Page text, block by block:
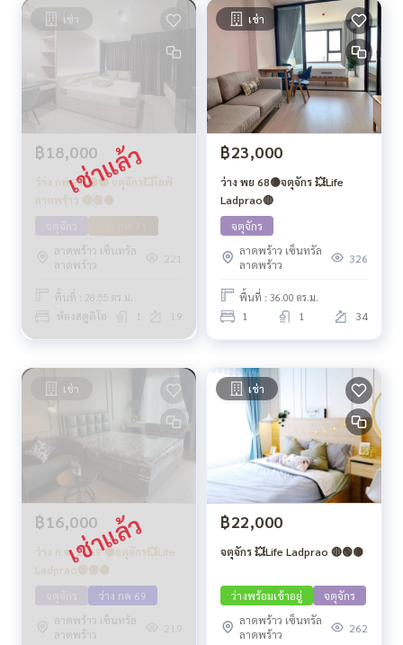
เช่า
฿18,000
ว่าง กพ 71 🟡🔴 จตุจักร💥ไลฟ์
ลาดพร้าว 🔴🟢🟡
ลาดพร้าว เซ็นทรัล
ลาดพร้าว
พื้นที่ : 28.55 ตร.ม.
ห้องสตูดิโอ 1 19
เช่า
฿23,000
ว่าง พย 68🟡จตุจักร 💥Life
Ladprao🔴
จตุจักร
ลาดพร้าว เซ็นทรัล
ลาดพร้าว
326
พื้นที่ : 36.00 ตร.ม.
1 1 34
เช่า
฿16,000
ว่าง ก.ค. 2569 🟡จตุจักร💥Life
Ladprao🔴🟢🟡
ว่าง กค 69
ลาดพร้าว เซ็นทรัล
ลาดพร้าว
219
เช่า
฿22,000
จตุจักร 💥Life Ladprao 🔴🟢🟡
ว่างพร้อมเข้าอยู่
จตุจักร
ลาดพร้าว เซ็นทรัล
ลาดพร้าว
262